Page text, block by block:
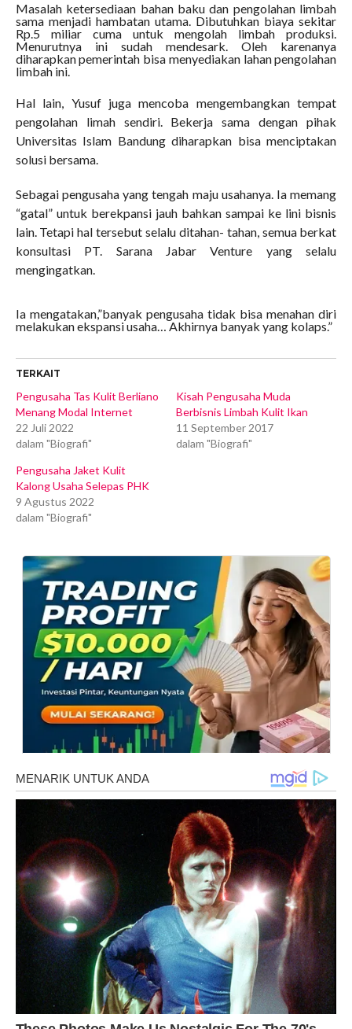
Masalah ketersediaan bahan baku dan pengolahan limbah
sama menjadi hambatan utama. Dibutuhkan biaya sekitar
Rp.5 miliar cuma untuk mengolah limbah produksi.
Menurutnya ini sudah mendesark. Oleh karenanya
diharapkan pemerintah bisa menyediakan lahan pengolahan
limbah ini.
Hal lain, Yusuf juga mencoba mengembangkan tempat
pengolahan limah sendiri. Bekerja sama dengan pihak
Universitas Islam Bandung diharapkan bisa menciptakan
solusi bersama.
Sebagai pengusaha yang tengah maju usahanya. Ia memang
“gatal” untuk berekpansi jauh bahkan sampai ke lini bisnis
lain. Tetapi hal tersebut selalu ditahan- tahan, semua berkat
konsultasi PT. Sarana Jabar Venture yang selalu
mengingatkan.
Ia mengatakan,”banyak pengusaha tidak bisa menahan diri
melakukan ekspansi usaha… Akhirnya banyak yang kolaps.”
TERKAIT
Pengusaha Tas Kulit Berliano
Menang Modal Internet
22 Juli 2022
dalam "Biografi"
Kisah Pengusaha Muda
Berbisnis Limbah Kulit Ikan
11 September 2017
dalam "Biografi"
Pengusaha Jaket Kulit
Kalong Usaha Selepas PHK
9 Agustus 2022
dalam "Biografi"